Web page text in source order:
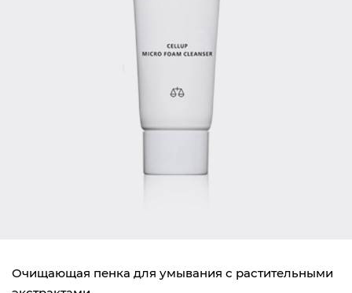
Очищающая пенка для умывания с растительными